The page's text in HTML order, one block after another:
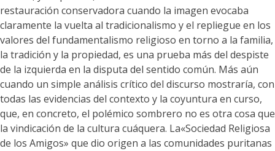
restauración conservadora cuando la imagen evocaba
claramente la vuelta al tradicionalismo y el repliegue en los
valores del fundamentalismo religioso en torno a la familia,
la tradición y la propiedad, es una prueba más del despiste
de la izquierda en la disputa del sentido común. Más aún
cuando un simple análisis crítico del discurso mostraría, con
todas las evidencias del contexto y la coyuntura en curso,
que, en concreto, el polémico sombrero no es otra cosa que
la vindicación de la cultura cuáquera. La«Sociedad Religiosa
de los Amigos» que dio origen a las comunidades puritanas